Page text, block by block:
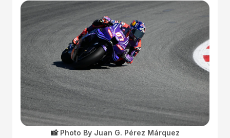
Photo By Juan G. Pérez Márquez